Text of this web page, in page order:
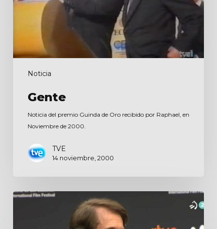
Noticia
Gente
Noticia del premio Guinda de Oro recibido por Raphael, en
Noviembre de 2000.
TVE
14 noviembre, 2000
Teleberri